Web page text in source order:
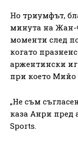
Но триумфът,
минута на Жан-
моменти след
когато
аржентински
при което Мийо
„Не съм
каза Анри пред
Sports.